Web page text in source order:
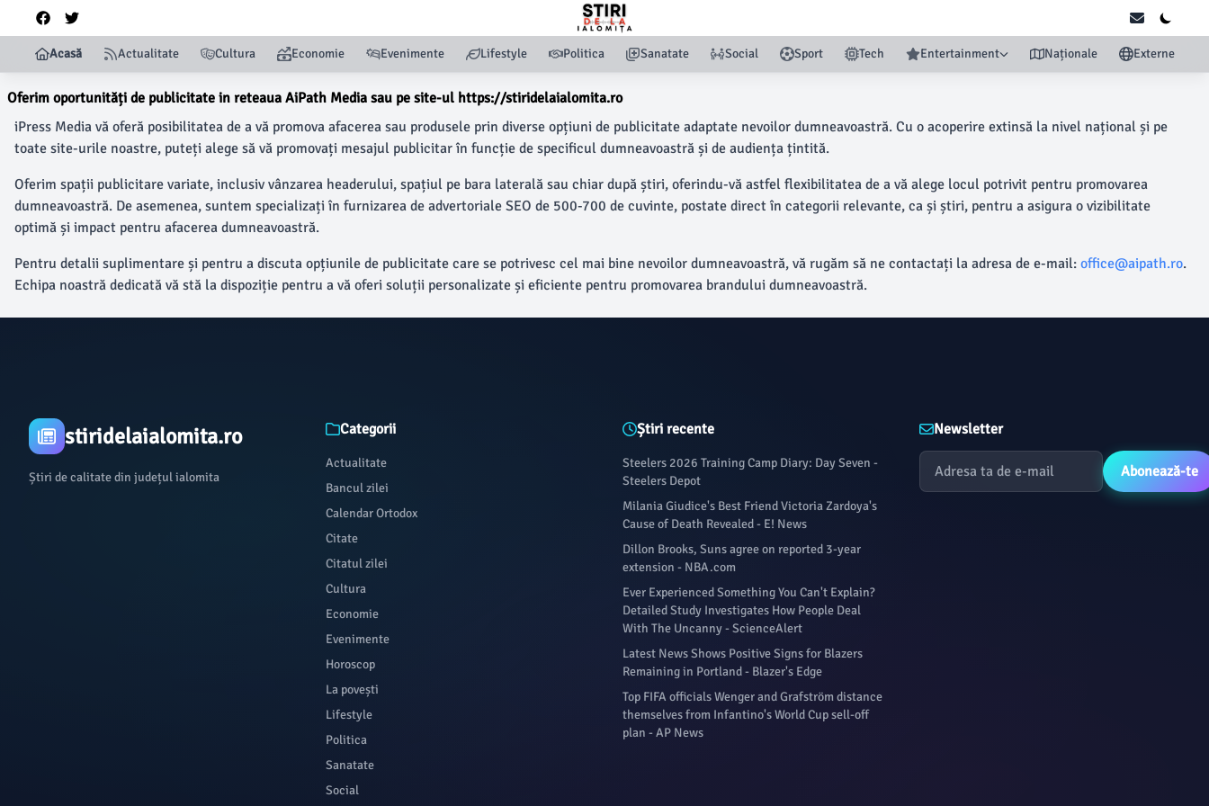
Acasă Actualitate Cultura Economie Evenimente Lifestyle Politica Sanatate Social Sport Tech Entertainment Naționale Externe
Oferim oportunități de publicitate in reteaua AiPath Media sau pe site-ul https://stiridelaialomita.ro
iPress Media vă oferă posibilitatea de a vă promova afacerea sau produsele prin diverse opțiuni de publicitate adaptate nevoilor dumneavoastră. Cu o acoperire extinsă la nivel național și pe
toate site-urile noastre, puteți alege să vă promovați mesajul publicitar în funcție de specificul dumneavoastră și de audiența țintită.
Oferim spații publicitare variate, inclusiv vânzarea headerului, spațiul pe bara laterală sau chiar după știri, oferindu-vă astfel flexibilitatea de a vă alege locul potrivit pentru promovarea
dumneavoastră. De asemenea, suntem specializați în furnizarea de advertoriale SEO de 500-700 de cuvinte, postate direct în categorii relevante, ca și știri, pentru a asigura o vizibilitate
optimă și impact pentru afacerea dumneavoastră.
Pentru detalii suplimentare și pentru a discuta opțiunile de publicitate care se potrivesc cel mai bine nevoilor dumneavoastră, vă rugăm să ne contactați la adresa de e-mail: office@aipath.ro.
Echipa noastră dedicată vă stă la dispoziție pentru a vă oferi soluții personalizate și eficiente pentru promovarea brandului dumneavoastră.
stiridelaialomita.ro
Știri de calitate din județul ialomita
Categorii
Actualitate
Bancul zilei
Calendar Ortodox
Citate
Citatul zilei
Cultura
Economie
Evenimente
Horoscop
La povești
Lifestyle
Politica
Sanatate
Social
Știri recente
Steelers 2026 Training Camp Diary: Day Seven -
Steelers Depot
Milania Giudice's Best Friend Victoria Zardoya's
Cause of Death Revealed - E! News
Dillon Brooks, Suns agree on reported 3-year
extension - NBA.com
Ever Experienced Something You Can't Explain?
Detailed Study Investigates How People Deal
With The Uncanny - ScienceAlert
Latest News Shows Positive Signs for Blazers
Remaining in Portland - Blazer's Edge
Top FIFA officials Wenger and Grafström distance
themselves from Infantino's World Cup sell-off
plan - AP News
Newsletter
Abonează-te